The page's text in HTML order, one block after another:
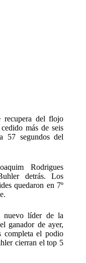
recupera del flojo
más de seis
57 segundos del
Rodrigues
detrás. Los
quedaron en 7º
nuevo líder de la
ganador de ayer,
completa el podio
cierran el top 5